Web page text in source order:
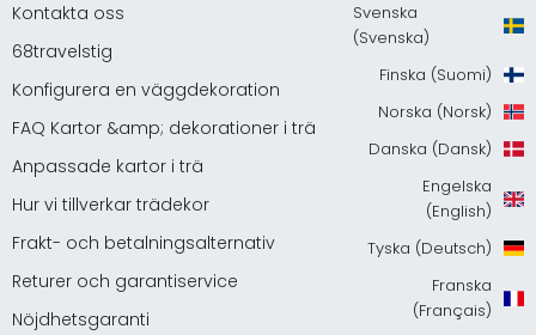
Kontakta oss
68travelstig
Konfigurera en väggdekoration
FAQ Kartor &amp; dekorationer i trä
Anpassade kartor i trä
Hur vi tillverkar trädekor
Frakt- och betalningsalternativ
Returer och garantiservice
Nöjdhetsgaranti
Svenska
(Svenska)
Finska (Suomi)
Norska (Norsk)
Danska (Dansk)
Engelska
(English)
Tyska (Deutsch)
Franska
(Français)